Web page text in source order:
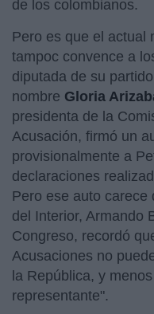
de los colombianos.
Pero es que el actual
tampoc convence a
diputada de su
nombre Gloria
presidenta de la
Acusación, firmó un
provisionalmente a
declaraciones
Pero ese auto carece
del Interior, Armando
Congreso, recordó
Acusaciones no
la República, y
representante".